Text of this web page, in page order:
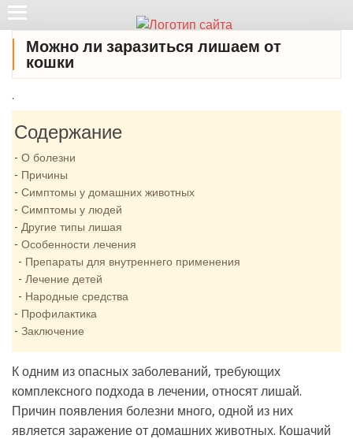
Можно ли заразиться лишаем от
кошки
.
Содержание
О болезни
Причины
Симптомы у домашних животных
Симптомы у людей
Другие типы лишая
Особенности лечения
Препараты для внутреннего применения
Лечение детей
Народные средства
Профилактика
Заключение
К одним из опасных заболеваний, требующих
комплексного подхода в лечении, относят лишай.
Причин появления болезни много, одной из них
является заражение от домашних животных. Кошачий